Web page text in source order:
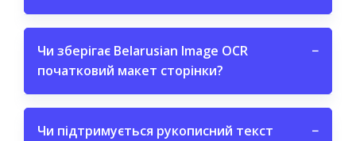
Чи зберігає Belarusian Image OCR
початковий макет сторінки?
−
Чи підтримується рукописний текст
−